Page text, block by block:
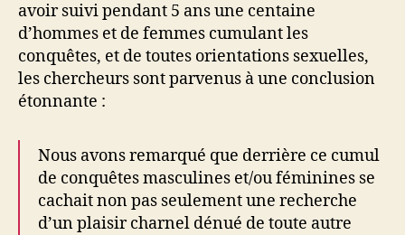
avoir suivi pendant 5 ans une centaine
d’hommes et de femmes cumulant les
conquêtes, et de toutes orientations sexuelles,
les chercheurs sont parvenus à une conclusion
étonnante :
Nous avons remarqué que derrière ce cumul
de conquêtes masculines et/ou féminines se
cachait non pas seulement une recherche
d’un plaisir charnel dénué de toute autre